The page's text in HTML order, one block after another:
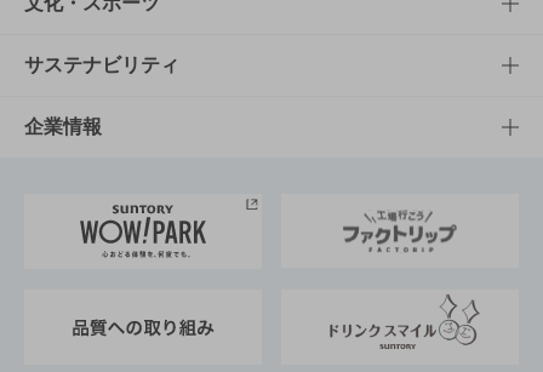
商品発売情報
栄養成分一覧
キャンペーン
工場見学
地域情報
文化・スポーツTOP
サントリーホール
サントリーサンバーズ大阪
サステナビリティ
サステナビリティTOP
サントリーが考えるサステナビリティ経営
企業情報
企業概要